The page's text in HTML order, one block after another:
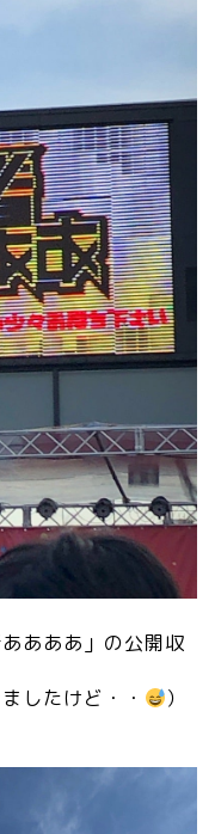
あああ」の公開収
したけど・・
）